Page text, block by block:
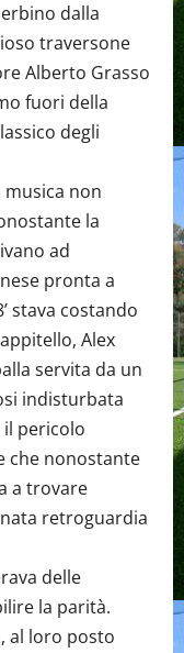
dalla
traversone
Alberto Grasso
fuori della
degli
musica non
la
ad
pronta a
stava costando
Alex
servita da un
indisturbata
pericolo
che nonostante
a trovare
retroguardia
delle
la parità.
al loro posto